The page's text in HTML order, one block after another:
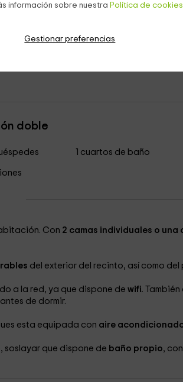
información sobre nuestra Política de
Gestionar preferencias
que preocuparte por tu coche.
tú
doble
1 cuartos de baño
Con 2 camas individuales o una
del exterior del recinto, así como del
a la red, ya que dispone de wifi.
de dormir.
esta equipada con aire
soslayar que dispone de baño propio,